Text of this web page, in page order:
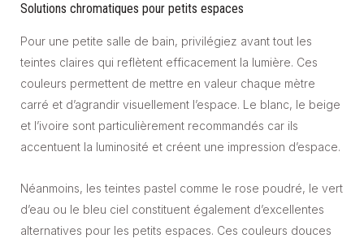
Solutions chromatiques pour petits espaces
Pour une petite salle de bain, privilégiez avant tout les
teintes claires qui reflètent efficacement la lumière. Ces
couleurs permettent de mettre en valeur chaque mètre
carré et d’agrandir visuellement l’espace. Le blanc, le beige
et l’ivoire sont particulièrement recommandés car ils
accentuent la luminosité et créent une impression d’espace.
Néanmoins, les teintes pastel comme le rose poudré, le vert
d’eau ou le bleu ciel constituent également d’excellentes
alternatives pour les petits espaces. Ces couleurs douces